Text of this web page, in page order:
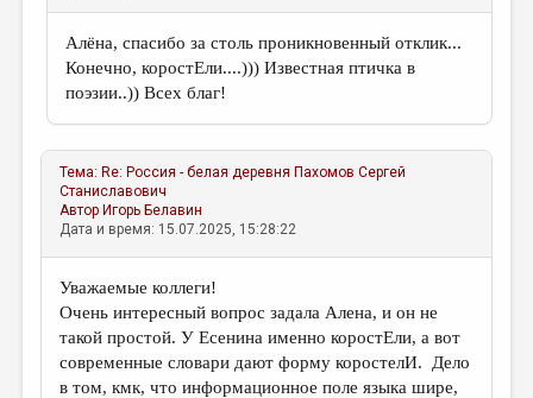
Алёна, спасибо за столь проникновенный отклик...
Конечно, коростЕли....))) Известная птичка в
поэзии..)) Всех благ!
Тема: Re: Россия - белая деревня Пахомов Сергей
Станиславович
Автор Игорь Белавин
Дата и время: 15.07.2025, 15:28:22
Уважаемые коллеги!
Очень интересный вопрос задала Алена, и он не
такой простой. У Есенина именно коростЕли, а вот
современные словари дают форму коростелИ. Дело
в том, кмк, что информационное поле языка шире,